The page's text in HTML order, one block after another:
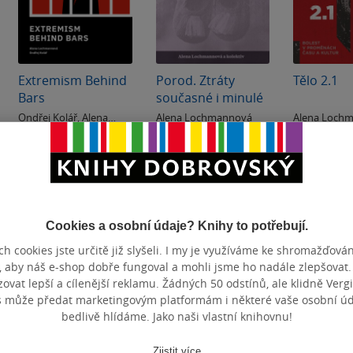
Extremism Behind
Bars
Ondřej Kolář,Alena
hvězdiček
E-kniha
199 Kč
Porod. Ztráty
současné i minulé
Alena Lochmannová
hvězdiček
pevná vazba
312 Kč
Běžně349 Kč
Tělo 2.1
Alena
hvězdiček
pevná
Běžně
Cookies a osobní údaje? Knihy to potřebují.
cookies jste určitě již slyšeli. I my je využíváme ke
aby náš e-shop dobře fungoval a mohli jsme ho nadále zlepšovat.
lepší a cílenější reklamu. Žádných 50 odstínů, ale klidně
může předat marketingovým platformám i některé vaše osobní
bedlivě hlídáme. Jako naši vlastní knihovnu!
Zjistit více